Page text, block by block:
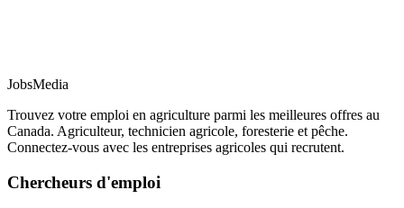
JobsMedia
Trouvez votre emploi en agriculture parmi les meilleures offres au
Canada. Agriculteur, technicien agricole, foresterie et pêche.
Connectez-vous avec les entreprises agricoles qui recrutent.
Chercheurs d'emploi